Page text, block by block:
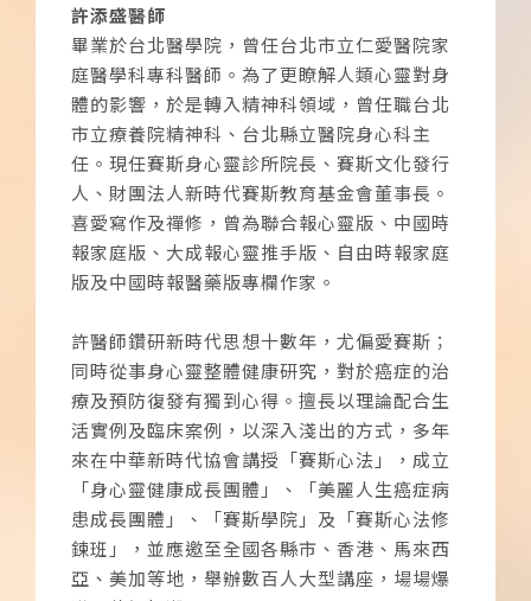
許添盛醫師
畢業於台北醫學院，曾任台北市立仁愛醫院家
庭醫學科專科醫師。為了更瞭解人類心靈對身
體的影響，於是轉入精神科領域，曾任職台北
市立療養院精神科、台北縣立醫院身心科主
任。現任賽斯身心靈診所院長、賽斯文化發行
人、財團法人新時代賽斯教育基金會董事長。
喜愛寫作及禪修，曾為聯合報心靈版、中國時
報家庭版、大成報心靈推手版、自由時報家庭
版及中國時報醫藥版專欄作家。
許醫師鑽研新時代思想十數年，尤偏愛賽斯；
同時從事身心靈整體健康研究，對於癌症的治
療及預防復發有獨到心得。擅長以理論配合生
活實例及臨床案例，以深入淺出的方式，多年
來在中華新時代協會講授「賽斯心法」，成立
「身心靈健康成長團體」、「美麗人生癌症病
患成長團體」、「賽斯學院」及「賽斯心法修
鍊班」，並應邀至全國各縣市、香港、馬來西
亞、美加等地，舉辦數百人大型講座，場場爆